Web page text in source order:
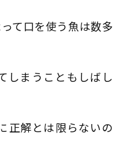
て口を使う魚は数多
しまうこともしばし
正解とは限らないの